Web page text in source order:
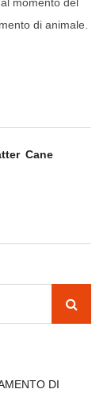
momento del
di animale.
Cane
DI